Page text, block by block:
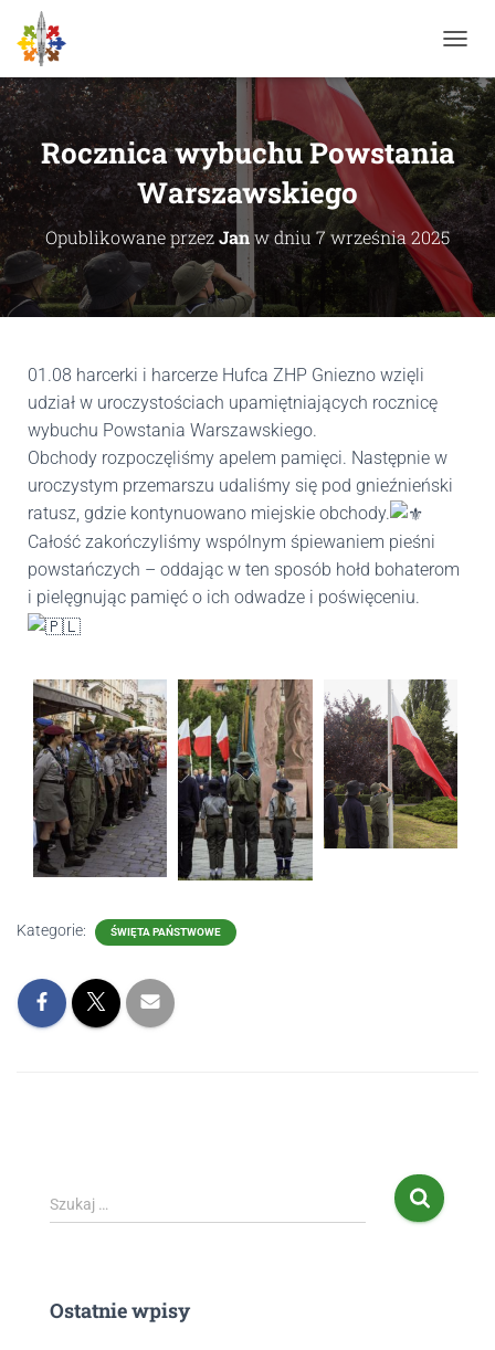
R
Z
E
Ł
Ą
C
Z
N
W
G
Rocznica wybuchu Powstania
Warszawskiego
Opublikowane przezJanw dniu 7 września 2025
01.08 harcerki i harcerze Hufca ZHP Gniezno wzięli
udział w uroczystościach upamiętniających rocznicę
wybuchu Powstania Warszawskiego.
Obchody rozpoczęliśmy apelem pamięci. Następnie w
uroczystym przemarszu udaliśmy się pod gnieźnieński
ratusz, gdzie kontynuowano miejskie obchody.
Całość zakończyliśmy wspólnym śpiewaniem pieśni
powstańczych – oddając w ten sposób hołd bohaterom
i pielęgnując pamięć o ich odwadze i poświęceniu.
Kategorie: ŚWIĘTA PAŃSTWOWE
Szukaj …
Ostatnie wpisy